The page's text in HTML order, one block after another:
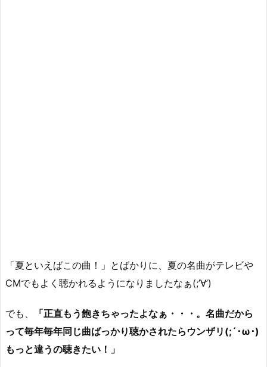
「夏といえばこの曲！」とばかりに、夏の名曲がテレビや
CMでもよく聴かれるようになりましたなぁ(;’∀’)
でも、
「正直もう飽きちゃったよなぁ・・・。名曲だから
って毎年毎年同じ曲ばっかり聴かされたらウンザリ(;´･ω･)
もっと違うの聴きたい！」